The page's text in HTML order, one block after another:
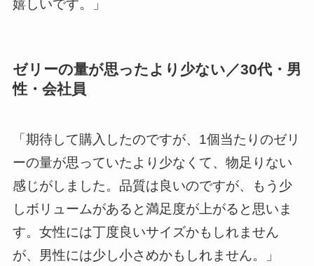
嬉しいです。」
ゼリーの量が思ったより少ない／30代・男
性・会社員
「期待して購入したのですが、1個当たりのゼリ
ーの量が思っていたより少なくて、物足りない
感じがしました。品質は良いのですが、もう少
しボリュームがあると満足度が上がると思いま
す。女性には丁度良いサイズかもしれません
が、男性には少し小さめかもしれません。」